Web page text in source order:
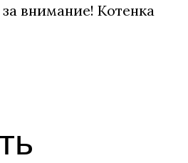
внимание! Котенка